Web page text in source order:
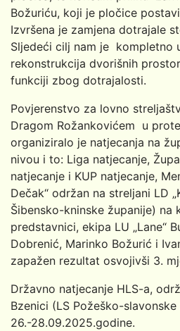
Božuriću, koji je pločice
Izvršena je zamjena dotrajale
Sljedeći cilj nam je kompletno
rekonstrukcija dvorišnih
funkciji zbog dotrajalosti.
Povjerenstvo za lovno
Dragom Rožankovićem u
organiziralo je natjecanja na
nivou i to: Liga natjecanje,
natjecanje i KUP natjecanje,
Dečak“ održan na streljani LD
Šibensko-kninske županije) na
predstavnici, ekipa LU „Lane“
Dobrenić, Marinko Božurić i
zapažen rezultat osvojivši 3.
Državno natjecanje HLS-a,
Bzenici (LS Požeško-
26.-28.09.2025.godine.